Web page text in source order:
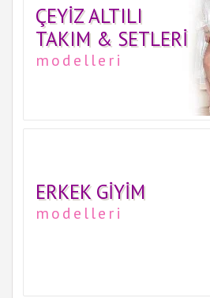
ÇEYIZ ALTILI
TAKIM & SETLERI
modelleri
ERKEK GIYIM
modelleri